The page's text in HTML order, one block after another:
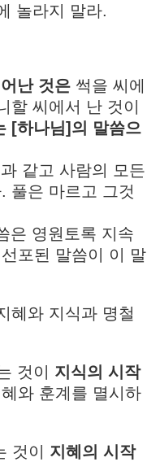
놀라지 말라.
난 것은 썩을 씨에
할 씨에서 난 것이
[하나님]의 말씀으
같고 사람의 모든
풀은 마르고 그것
은 영원토록 지속
포된 말씀이 이 말
혜와 지식과 명철
것이 지식의 시작
와 훈계를 멸시하
것이 지혜의 시작